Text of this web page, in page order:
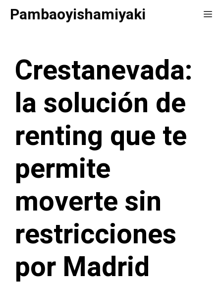
SaltarPambaoyishamiyaki
Crestanevada:
la solución de
renting que te
permite
moverte sin
restricciones
por Madrid